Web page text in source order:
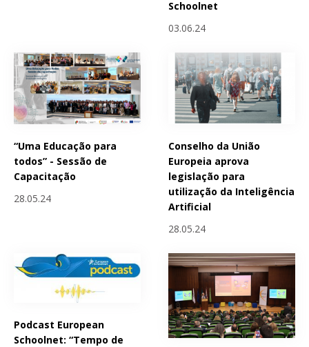
Schoolnet
03.06.24
“Uma Educação para
todos” - Sessão de
Capacitação
28.05.24
Conselho da União
Europeia aprova
legislação para
utilização da Inteligência
Artificial
28.05.24
Podcast European
Schoolnet: “Tempo de